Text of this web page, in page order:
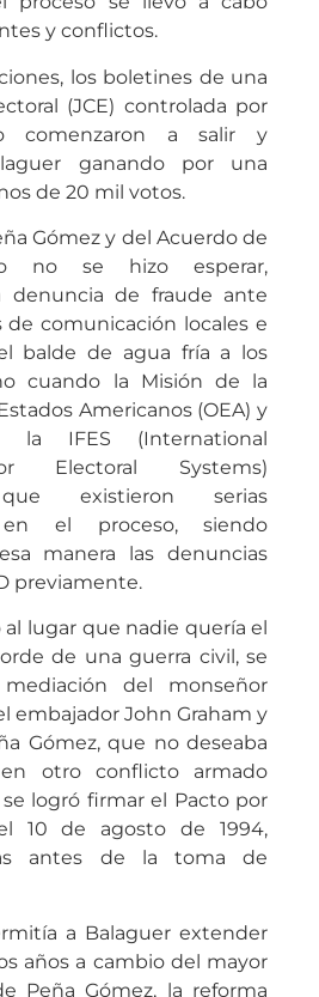
y conflictos.
los boletines de una
(JCE) controlada por
comenzaron a salir y
ganando por una
de 20 mil votos.
Gómez y del Acuerdo de
no se hizo esperar,
denuncia de fraude ante
comunicación locales e
balde de agua fría a los
cuando la Misión de la
Americanos (OEA) y
IFES (International
Electoral Systems)
que existieron serias
en el proceso, siendo
manera las denuncias
previamente.
lugar que nadie quería el
de una guerra civil, se
del monseñor
embajador John Graham y
Gómez, que no deseaba
otro conflicto armado
logró firmar el Pacto por
10 de agosto de 1994,
antes de la toma de
a Balaguer extender
años a cambio del mayor
Peña Gómez, la reforma